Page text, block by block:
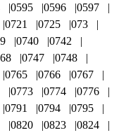
0595 0596
0597
0721 0725
073
0740
0742
0747
0748
0765 0766
0767
0773 0774
0776
0791 0794
0795
0820 0823
0824